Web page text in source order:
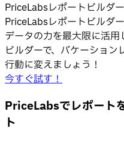
PriceLabsレポートビルダ
PriceLabsレポートビルダー
データの力を最大限に活
ビルダーで、バケーショ
行動に変えましょう！
今すぐ試す！
PriceLabsでレポート
ト